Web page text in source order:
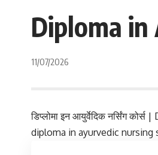
Diploma in
11/07/2026
डिप्लोमा इन आयुर्वेदिक नर्सिंग
diploma in ayurvedic nursing